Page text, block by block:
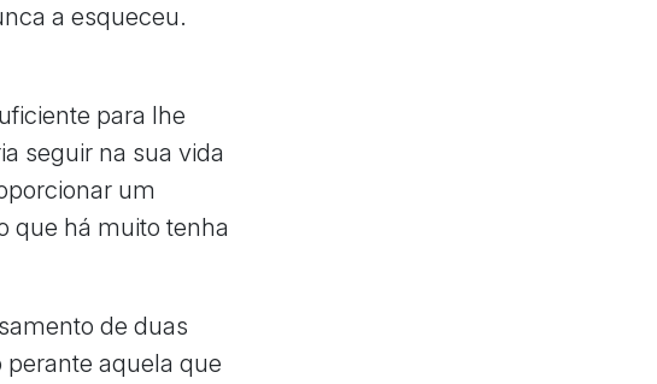
a esqueceu.
para lhe
seguir na sua vida
um
que há muito tenha
de duas
aquela que